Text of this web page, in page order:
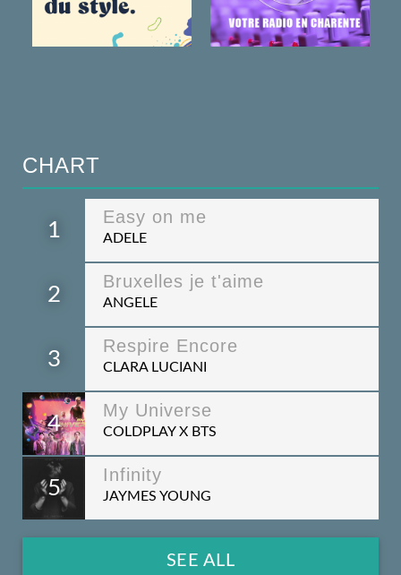
CHART
1
Easy on me
ADELE
2
Bruxelles je t'aime
ANGELE
3
Respire Encore
CLARA LUCIANI
4
My Universe
COLDPLAY X BTS
5
Infinity
JAYMES YOUNG
SEE ALL